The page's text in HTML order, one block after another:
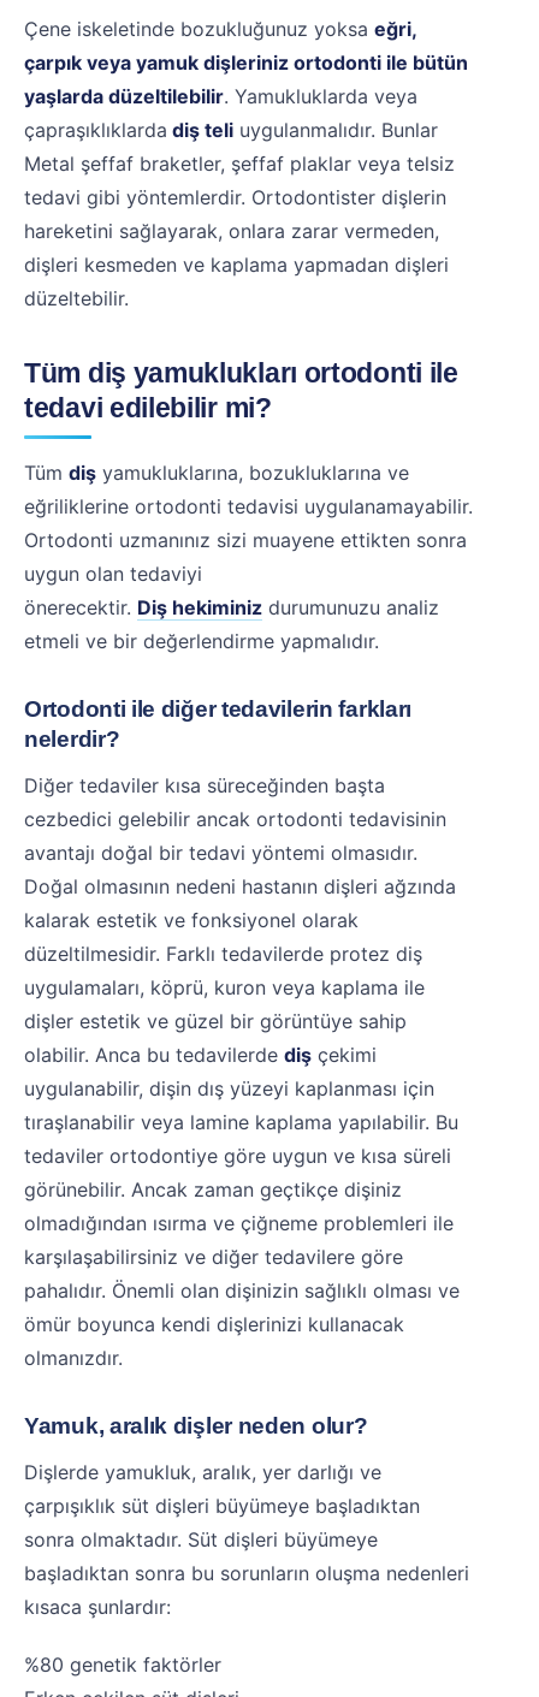
Çene iskeletinde bozukluğunuz yoksa eğri,
çarpık veya yamuk dişleriniz ortodonti ile bütün
yaşlarda düzeltilebilir. Yamukluklarda veya
çapraşıklıklarda diş teli uygulanmalıdır. Bunlar
Metal şeffaf braketler, şeffaf plaklar veya telsiz
tedavi gibi yöntemlerdir. Ortodontister dişlerin
hareketini sağlayarak, onlara zarar vermeden,
dişleri kesmeden ve kaplama yapmadan dişleri
düzeltebilir.
Tüm diş yamuklukları ortodonti ile
tedavi edilebilir mi?
Tüm diş yamukluklarına, bozukluklarına ve
eğriliklerine ortodonti tedavisi uygulanamayabilir.
Ortodonti uzmanınız sizi muayene ettikten sonra
uygun olan tedaviyi
önerecektir. Diş hekiminiz durumunuzu analiz
etmeli ve bir değerlendirme yapmalıdır.
Ortodonti ile diğer tedavilerin farkları
nelerdir?
Diğer tedaviler kısa süreceğinden başta
cezbedici gelebilir ancak ortodonti tedavisinin
avantajı doğal bir tedavi yöntemi olmasıdır.
Doğal olmasının nedeni hastanın dişleri ağzında
kalarak estetik ve fonksiyonel olarak
düzeltilmesidir. Farklı tedavilerde protez diş
uygulamaları, köprü, kuron veya kaplama ile
dişler estetik ve güzel bir görüntüye sahip
olabilir. Anca bu tedavilerde diş çekimi
uygulanabilir, dişin dış yüzeyi kaplanması için
tıraşlanabilir veya lamine kaplama yapılabilir. Bu
tedaviler ortodontiye göre uygun ve kısa süreli
görünebilir. Ancak zaman geçtikçe dişiniz
olmadığından ısırma ve çiğneme problemleri ile
karşılaşabilirsiniz ve diğer tedavilere göre
pahalıdır. Önemli olan dişinizin sağlıklı olması ve
ömür boyunca kendi dişlerinizi kullanacak
olmanızdır.
Yamuk, aralık dişler neden olur?
Dişlerde yamukluk, aralık, yer darlığı ve
çarpışıklık süt dişleri büyümeye başladıktan
sonra olmaktadır. Süt dişleri büyümeye
başladıktan sonra bu sorunların oluşma nedenleri
kısaca şunlardır:
%80 genetik faktörler